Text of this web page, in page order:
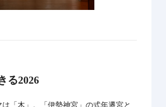
る2026
「木」。「伊勢神宮」の式年遷宮と